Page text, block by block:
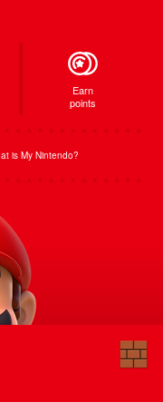
Earn
points
is My Nintendo?